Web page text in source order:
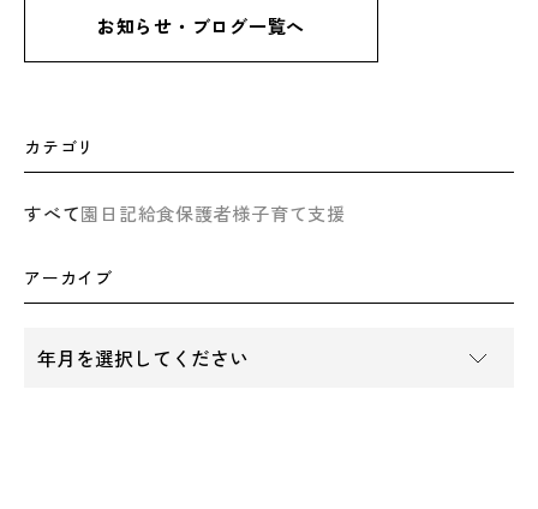
お知らせ・ブログ一覧へ
カテゴリ
すべて園日記給食保護者様子育て支援
アーカイブ